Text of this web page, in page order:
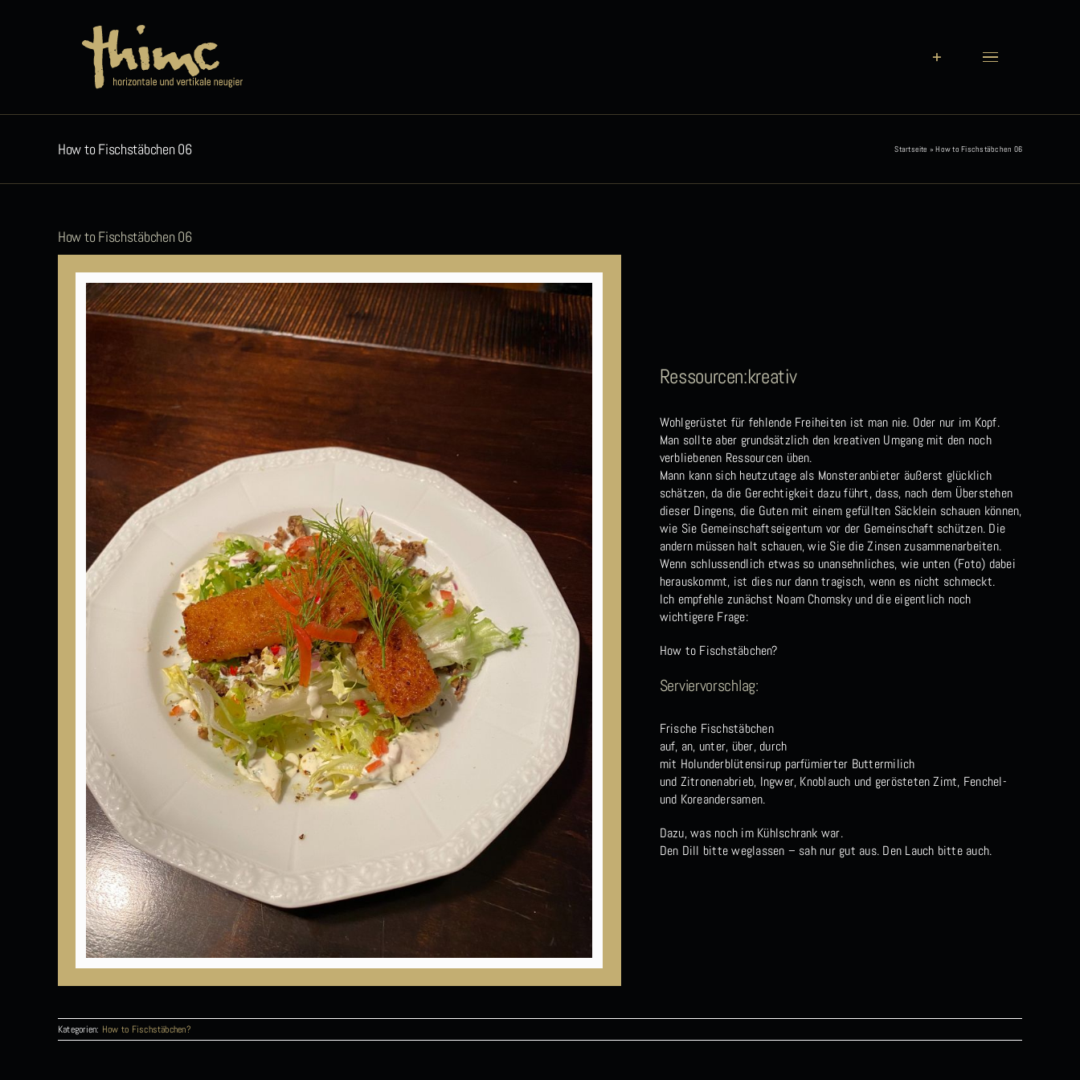
How to Fischstäbchen 06 Startseite »How to Fischstäbchen 06
How to Fischstäbchen 06
Ressourcen:kreativ
Wohlgerüstet für fehlende Freiheiten ist man nie. Oder nur im Kopf.
Man sollte aber grundsätzlich den kreativen Umgang mit den noch
verbliebenen Ressourcen üben.
Mann kann sich heutzutage als Monsteranbieter äußerst glücklich
schätzen, da die Gerechtigkeit dazu führt, dass, nach dem Überstehen
dieser Dingens, die Guten mit einem gefüllten Säcklein schauen können,
wie Sie Gemeinschaftseigentum vor der Gemeinschaft schützen. Die
andern müssen halt schauen, wie Sie die Zinsen zusammenarbeiten.
Wenn schlussendlich etwas so unansehnliches, wie unten (Foto) dabei
herauskommt, ist dies nur dann tragisch, wenn es nicht schmeckt.
Ich empfehle zunächst Noam Chomsky und die eigentlich noch
wichtigere Frage:
How to Fischstäbchen?
Serviervorschlag:
Frische Fischstäbchen
auf, an, unter, über, durch
mit Holunderblütensirup parfümierter Buttermilich
und Zitronenabrieb, Ingwer, Knoblauch und gerösteten Zimt, Fenchel-
und Koreandersamen.
Dazu, was noch im Kühlschrank war.
Den Dill bitte weglassen – sah nur gut aus. Den Lauch bitte auch.
Kategorien: How to Fischstäbchen?